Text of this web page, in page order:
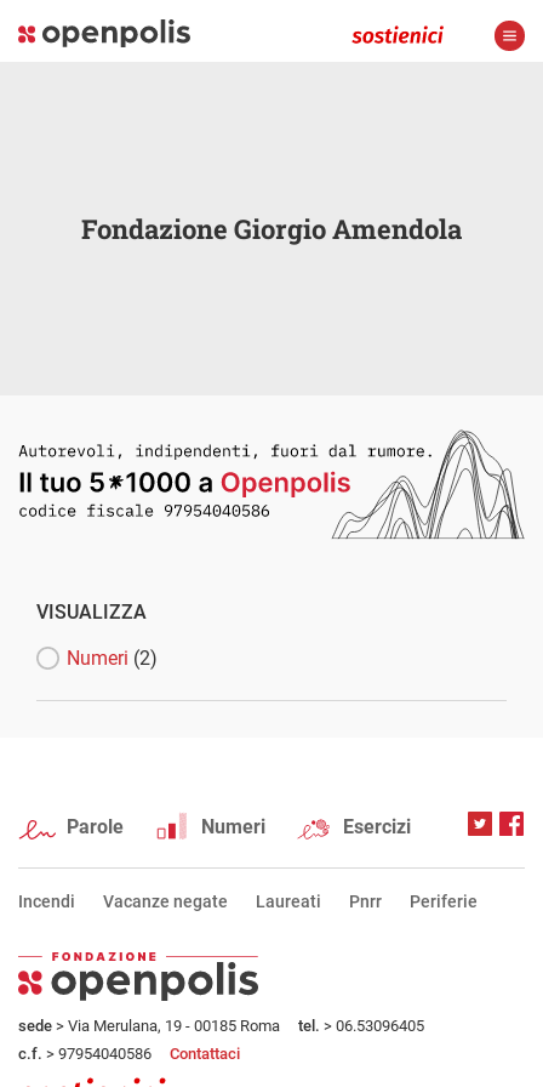
Fondazione Giorgio Amendola
VISUALIZZA
Numeri (2)
Parole Numeri Esercizi
Incendi Vacanze negate Laureati Pnrr Periferie
sede > Via Merulana, 19 - 00185 Roma tel. > 06.53096405
c.f. > 97954040586 Contattaci